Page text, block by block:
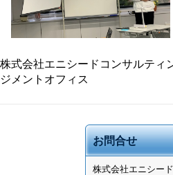
株式会社エニシードコンサルテ
ジメントオフィス
お問合せ
株式会社エニシー